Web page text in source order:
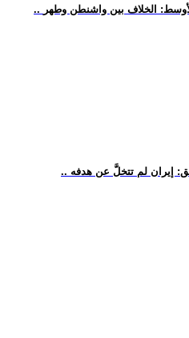
الخلاف بين واشنطن وطهر
إيران لم تتخلَّ عن هدفه